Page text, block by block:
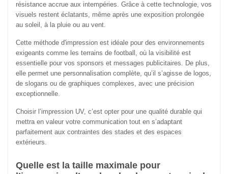
résistance accrue aux intempéries. Grâce à cette technologie, vos
visuels restent éclatants, même après une exposition prolongée
au soleil, à la pluie ou au vent.
Cette méthode d'impression est idéale pour des environnements
exigeants comme les terrains de football, où la visibilité est
essentielle pour vos sponsors et messages publicitaires. De plus,
elle permet une personnalisation complète, qu’il s’agisse de logos,
de slogans ou de graphiques complexes, avec une précision
exceptionnelle.
Choisir l’impression UV, c’est opter pour une qualité durable qui
mettra en valeur votre communication tout en s’adaptant
parfaitement aux contraintes des stades et des espaces
extérieurs.
Quelle est la taille maximale pour